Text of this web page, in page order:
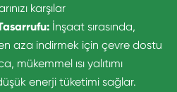
karşılar
İnşaat sırasında,
aza indirmek için çevre dostu
mükemmel ısı yalıtımı
enerji tüketimi sağlar.